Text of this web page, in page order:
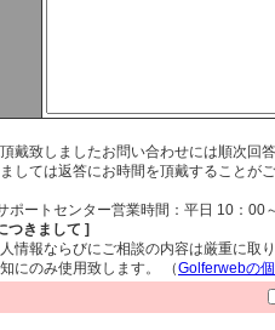
戴致しましたお問い合わせには順次回
しては返答にお時間を頂戴することが
ポートセンター営業時間：平日 10：00
つきまして ]
情報ならびにご相談の内容は厳重に取
にのみ使用致します。 （Golferwebの